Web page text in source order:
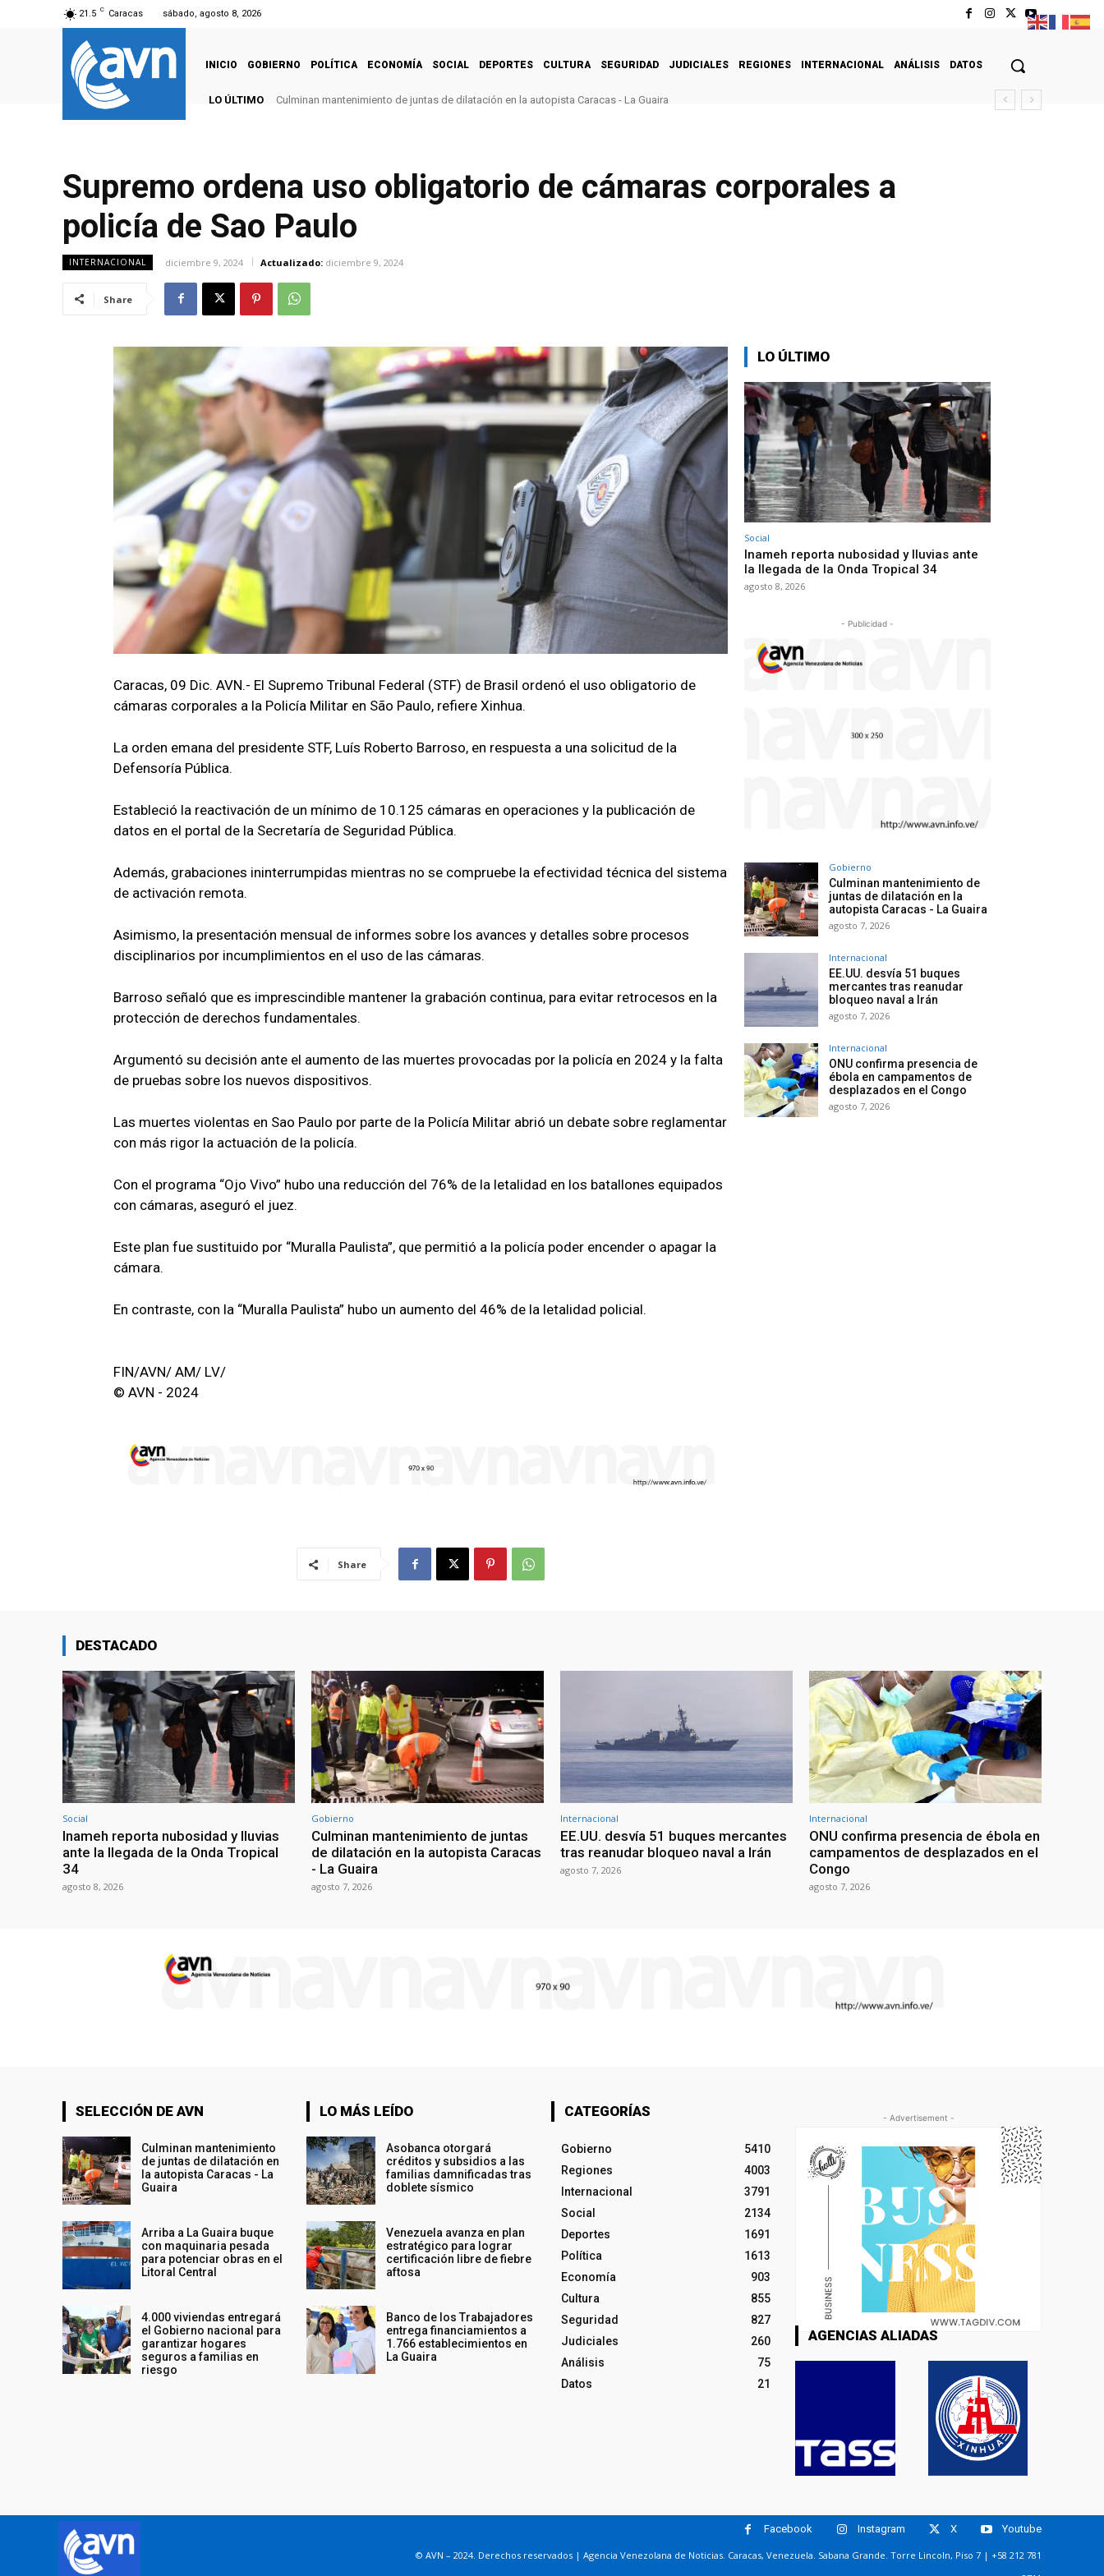
21.5 C Caracas sábado, agosto 8, 2026
INICIO GOBIERNO POLÍTICA ECONOMÍA SOCIAL DEPORTES CULTURA SEGURIDAD JUDICIALES REGIONES INTERNACIONAL ANÁLISIS DATOS
LO ÚLTIMO Culminan mantenimiento de juntas de dilatación en la autopista Caracas - La Guaira
Supremo ordena uso obligatorio de cámaras corporales a
policía de Sao Paulo
INTERNACIONAL diciembre 9, 2024 Actualizado: diciembre 9, 2024
Share
Caracas, 09 Dic. AVN.- El Supremo Tribunal Federal (STF) de Brasil ordenó el uso obligatorio de
cámaras corporales a la Policía Militar en São Paulo, refiere Xinhua.
La orden emana del presidente STF, Luís Roberto Barroso, en respuesta a una solicitud de la
Defensoría Pública.
Estableció la reactivación de un mínimo de 10.125 cámaras en operaciones y la publicación de
datos en el portal de la Secretaría de Seguridad Pública.
Además, grabaciones ininterrumpidas mientras no se compruebe la efectividad técnica del sistema
de activación remota.
Asimismo, la presentación mensual de informes sobre los avances y detalles sobre procesos
disciplinarios por incumplimientos en el uso de las cámaras.
Barroso señaló que es imprescindible mantener la grabación continua, para evitar retrocesos en la
protección de derechos fundamentales.
Argumentó su decisión ante el aumento de las muertes provocadas por la policía en 2024 y la falta
de pruebas sobre los nuevos dispositivos.
Las muertes violentas en Sao Paulo por parte de la Policía Militar abrió un debate sobre reglamentar
con más rigor la actuación de la policía.
Con el programa “Ojo Vivo” hubo una reducción del 76% de la letalidad en los batallones equipados
con cámaras, aseguró el juez.
Este plan fue sustituido por “Muralla Paulista”, que permitió a la policía poder encender o apagar la
cámara.
En contraste, con la “Muralla Paulista” hubo un aumento del 46% de la letalidad policial.
FIN/AVN/ AM/ LV/
© AVN - 2024
Share
LO ÚLTIMO
Social
Inameh reporta nubosidad y lluvias ante
la llegada de la Onda Tropical 34
agosto 8, 2026
- Publicidad -
Gobierno
Culminan mantenimiento de
juntas de dilatación en la
autopista Caracas - La Guaira
agosto 7, 2026
Internacional
EE.UU. desvía 51 buques
mercantes tras reanudar
bloqueo naval a Irán
agosto 7, 2026
Internacional
ONU confirma presencia de
ébola en campamentos de
desplazados en el Congo
agosto 7, 2026
DESTACADO
Social
Inameh reporta nubosidad y lluvias
ante la llegada de la Onda Tropical
34
agosto 8, 2026
Gobierno
Culminan mantenimiento de juntas
de dilatación en la autopista Caracas
- La Guaira
agosto 7, 2026
Internacional
EE.UU. desvía 51 buques mercantes
tras reanudar bloqueo naval a Irán
agosto 7, 2026
Internacional
ONU confirma presencia de ébola en
campamentos de desplazados en el
Congo
agosto 7, 2026
SELECCIÓN DE AVN
Culminan mantenimiento
de juntas de dilatación en
la autopista Caracas - La
Guaira
Arriba a La Guaira buque
con maquinaria pesada
para potenciar obras en el
Litoral Central
4.000 viviendas entregará
el Gobierno nacional para
garantizar hogares
seguros a familias en
riesgo
LO MÁS LEÍDO
Asobanca otorgará
créditos y subsidios a las
familias damnificadas tras
doblete sísmico
Venezuela avanza en plan
estratégico para lograr
certificación libre de fiebre
aftosa
Banco de los Trabajadores
entrega financiamientos a
1.766 establecimientos en
La Guaira
CATEGORÍAS
Gobierno
5410
Regiones
4003
Internacional
3791
Social
2134
Deportes
1691
Política
1613
Economía
903
Cultura
855
Seguridad
827
Judiciales
260
Análisis
75
Datos
21
- Advertisement -
AGENCIAS ALIADAS
Facebook Instagram X Youtube
© AVN – 2024. Derechos reservados | Agencia Venezolana de Noticias. Caracas, Venezuela. Sabana Grande. Torre Lincoln, Piso 7 | +58 212 781